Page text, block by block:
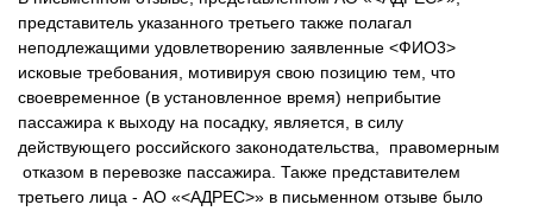
представитель указанного третьего также полагал
неподлежащими удовлетворению заявленные <ФИО3>
исковые требования, мотивируя свою позицию тем, что
своевременное (в установленное время) неприбытие
пассажира к выходу на посадку, является, в силу
действующего российского законодательства, правомерным
отказом в перевозке пассажира. Также представителем
третьего лица - АО «<АДРЕС>» в письменном отзыве было